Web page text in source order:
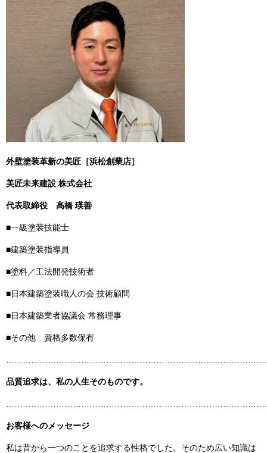
外壁塗装革新の美匠［浜松創業店］
美匠未来建設 株式会社
代表取締役 高橋 瑛善
■一級塗装技能士
■建築塗装指導員
■塗料／工法開発技術者
■日本建築塗装職人の会 技術顧問
■日本建築業者協議会 常務理事
■その他 資格多数保有
品質追求は、私の人生そのものです。
お客様へのメッセージ
私は昔から一つのことを追求する性格でした。そのため広い知識は